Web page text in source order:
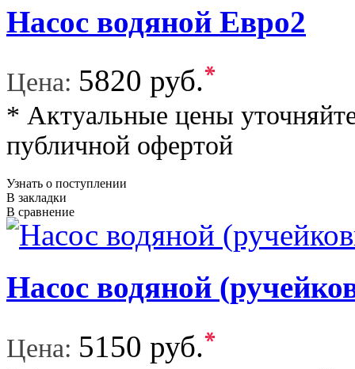
Насос водяной Евро2
Цена: 5820 руб.*
* Актуальные цены
публичной офертой
Узнать о поступлении
В закладки
В сравнение
Насос водяной
Цена: 5150 руб.*